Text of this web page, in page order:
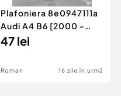
Plafoniera 8e0947111a
Audi A4 B6 [2000 -
2005]
47 lei
Roman 16 zile în urmă